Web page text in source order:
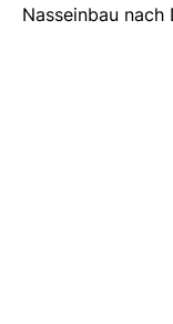
Nasseinbau nach